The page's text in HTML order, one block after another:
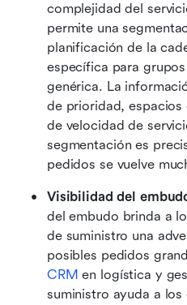
complejidad del
permite una
planificación de la
específica para
genérica. La
de prioridad, espacios
de velocidad de
segmentación es
pedidos se vuelve
Visibilidad del
del embudo brinda a
de suministro una
CRM en logística y
suministro ayuda a